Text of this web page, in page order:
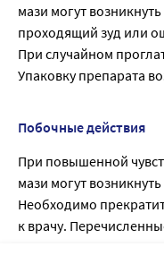
мази могут
проходящий зуд или
При случайном
Упаковку препарата
Побочные действия
При повышенной
мази могут
Необходимо
к врачу.